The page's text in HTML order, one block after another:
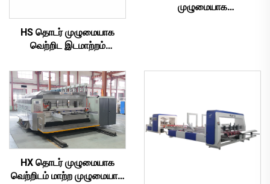
HS தொடர் முழுமையாக
வெற்றிட இடமாற்றம்
கணினிமயமாக்கப்பட்ட
அதிவேக அச்சிடும்
துளையிடும் டை வெட்டும்
இயந்திரம் (வெற்றிட இடமாற்ற
மேல் அச்சிடுதல்)
முழுமையாக
HX தொடர் முழுமையாக
வெற்றிடம் மாற்ற முழுமையாக